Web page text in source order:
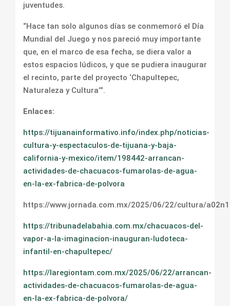
juventudes.
“Hace tan solo algunos días se conmemoró el Día
Mundial del Juego y nos pareció muy importante
que, en el marco de esa fecha, se diera valor a
estos espacios lúdicos, y que se pudiera inaugurar
el recinto, parte del proyecto ‘Chapultepec,
Naturaleza y Cultura’”.
Enlaces:
https://tijuanainformativo.info/index.php/noticias-
cultura-y-espectaculos-de-tijuana-y-baja-
california-y-mexico/item/198442-arrancan-
actividades-de-chacuacos-fumarolas-de-agua-
en-la-ex-fabrica-de-polvora
https://www.jornada.com.mx/2025/06/22/cultura/
https://tribunadelabahia.com.mx/chacuacos-del-
vapor-a-la-imaginacion-inauguran-ludoteca-
infantil-en-chapultepec/
https://laregiontam.com.mx/2025/06/22/arrancan-
actividades-de-chacuacos-fumarolas-de-agua-
en-la-ex-fabrica-de-polvora/